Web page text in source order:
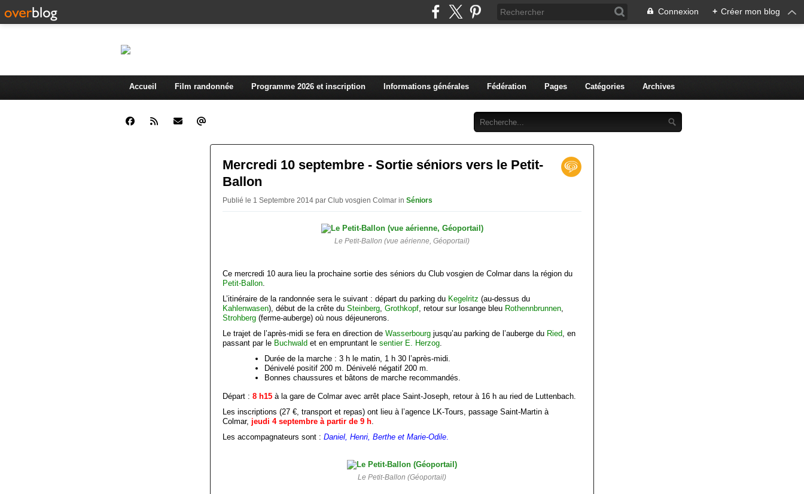
Connexion + Créer mon blog
Accueil Film randonnée Programme 2026 et inscription Informations générales Fédération Pages Catégories Archives
Mercredi 10 septembre - Sortie séniors vers le Petit-
Ballon
Publié le 1 Septembre 2014 par Club vosgien Colmar in Séniors
Le Petit-Ballon (vue aérienne, Géoportail)
Ce mercredi 10 aura lieu la prochaine sortie des séniors du Club vosgien de Colmar dans la région du
Petit-Ballon.
L’itinéraire de la randonnée sera le suivant : départ du parking du Kegelritz (au-dessus du
Kahlenwasen), début de la crête du Steinberg, Grothkopf, retour sur losange bleu Rothennbrunnen,
Strohberg (ferme-auberge) où nous déjeunerons.
Le trajet de l’après-midi se fera en direction de Wasserbourg jusqu’au parking de l’auberge du Ried, en
passant par le Buchwald et en empruntant le sentier E. Herzog.
Durée de la marche : 3 h le matin, 1 h 30 l’après-midi.
Dénivelé positif 200 m. Dénivelé négatif 200 m.
Bonnes chaussures et bâtons de marche recommandés.
Départ : 8 h15 à la gare de Colmar avec arrêt place Saint-Joseph, retour à 16 h au ried de Luttenbach.
Les inscriptions (27 €, transport et repas) ont lieu à l’agence LK-Tours, passage Saint-Martin à
Colmar, jeudi 4 septembre à partir de 9 h.
Les accompagnateurs sont : Daniel, Henri, Berthe et Marie-Odile.
Le Petit-Ballon (Géoportail)